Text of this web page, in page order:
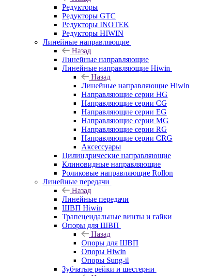
Редукторы
Редукторы GTC
Редукторы INOTEK
Редукторы HIWIN
Линейные направляющие
Назад
Линейные направляющие
Линейные направляющие Hiwin
Назад
Линейные направляющие Hiwin
Направляющие серии HG
Направляющие серии CG
Направляющие серии EG
Направляющие серии MG
Направляющие серии RG
Направляющие серии CRG
Аксессуары
Цилиндрические направляющие
Клиновидные направляющие
Роликовые направляющие Rollon
Линейные передачи
Назад
Линейные передачи
ШВП Hiwin
Трапецеидальные винты и гайки
Опоры для ШВП
Назад
Опоры для ШВП
Опоры Hiwin
Опоры Sung-il
Зубчатые рейки и шестерни